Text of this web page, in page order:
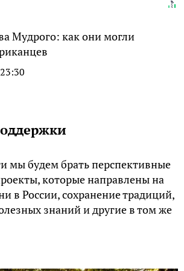
мы будем брать перспективные
которые направлены на
в России, сохранение традиций,
знаний и другие в том же